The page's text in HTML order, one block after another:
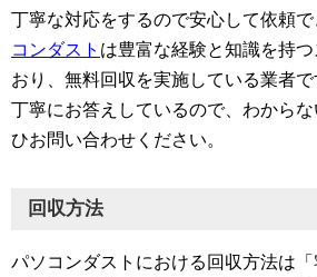
丁寧な対応をするので安心して依頼で
コンダスト は豊富な経験と知識を持
おり、無料回収を実施している業者
丁寧にお答えしているので、わから
ひお問い合わせください。
回収方法
パソコンダストにおける回収方法は